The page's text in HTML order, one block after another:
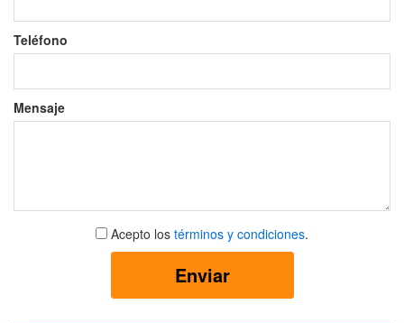
Teléfono
Mensaje
Aceptar
términos
Acepto los términos y condiciones.
Enviar